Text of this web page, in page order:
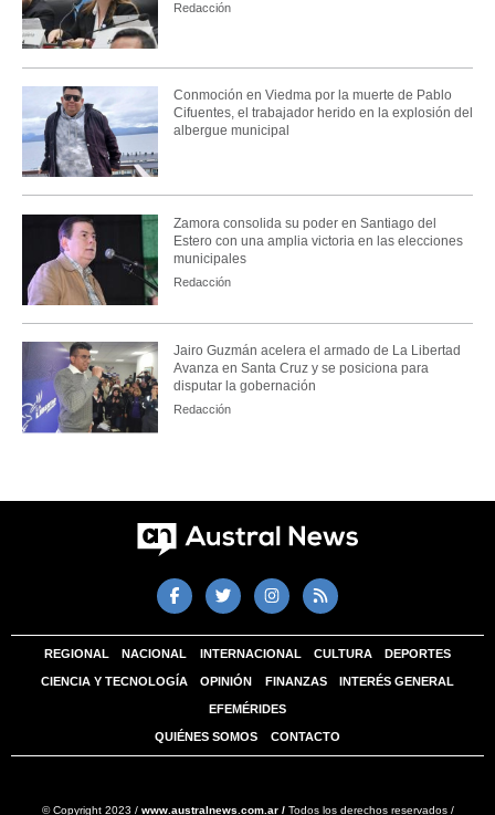
Redacción
Conmoción en Viedma por la muerte de Pablo
Cifuentes, el trabajador herido en la explosión del
albergue municipal
Zamora consolida su poder en Santiago del
Estero con una amplia victoria en las elecciones
municipales
Redacción
Jairo Guzmán acelera el armado de La Libertad
Avanza en Santa Cruz y se posiciona para
disputar la gobernación
Redacción
REGIONAL NACIONAL INTERNACIONAL CULTURA DEPORTES
CIENCIA Y TECNOLOGÍA OPINIÓN FINANZAS INTERÉS GENERAL
EFEMÉRIDES
QUIÉNES SOMOS CONTACTO
© Copyright 2023 / www.australnews.com.ar /Todos los derechos reservados /